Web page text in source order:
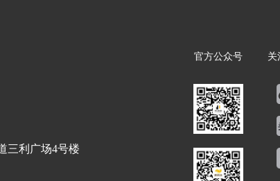
三利广场4号楼
官方公众号 关